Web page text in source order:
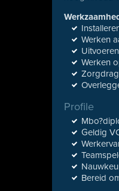
Werken
Werken
Profile
Geldig
Bereid